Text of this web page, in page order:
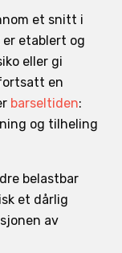
et snitt i
etablert og
eller gi
en
barseltiden:
og tilheling
belastbar
et dårlig
av